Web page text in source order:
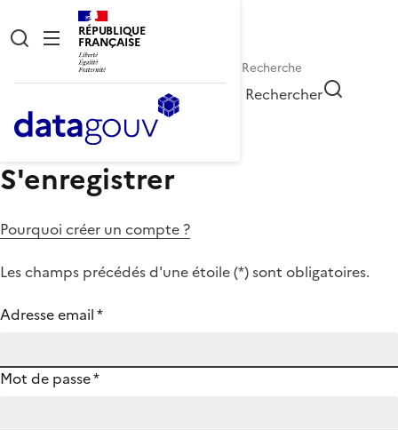
RÉPUBLIQUE
FRANÇAISE
Rechercher
S'enregistrer
Pourquoi créer un compte ?
Les champs précédés d'une étoile (*) sont obligatoires.
Adresse email*
Mot de passe*